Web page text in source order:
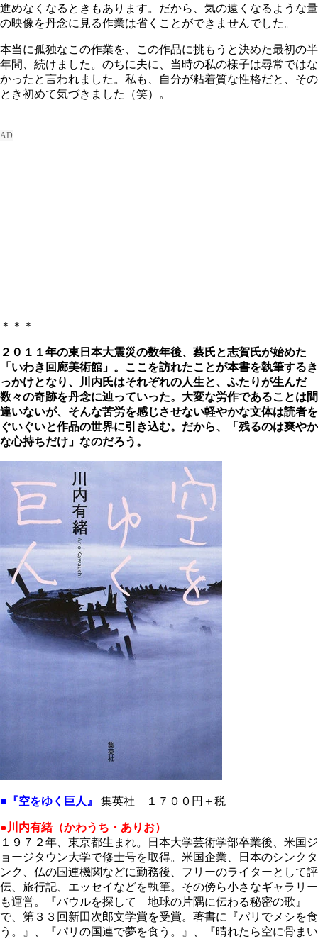
進めなくなるときもあります。だから、気の遠くなるような量
の映像を丹念に見る作業は省くことができませんでした。
本当に孤独なこの作業を、この作品に挑もうと決めた最初の半
年間、続けました。のちに夫に、当時の私の様子は尋常ではな
かったと言われました。私も、自分が粘着質な性格だと、その
とき初めて気づきました（笑）。
＊＊＊
２０１１年の東日本大震災の数年後、蔡氏と志賀氏が始めた
「いわき回廊美術館」。ここを訪れたことが本書を執筆するき
っかけとなり、川内氏はそれぞれの人生と、ふたりが生んだ
数々の奇跡を丹念に辿っていった。大変な労作であることは間
違いないが、そんな苦労を感じさせない軽やかな文体は読者を
ぐいぐいと作品の世界に引き込む。だから、「残るのは爽やか
な心持ちだけ」なのだろう。
■『空をゆく巨人 』 集英社 １７００円＋税
●川内有緒（かわうち・ありお）
１９７２年、東京都生まれ。日本大学芸術学部卒業後、米国ジ
ョージタウン大学で修士号を取得。米国企業、日本のシンクタ
ンク、仏の国連機関などに勤務後、フリーのライターとして評
伝、旅行記、エッセイなどを執筆。その傍ら小さなギャラリー
も運営。『バウルを探して 地球の片隅に伝わる秘密の歌』
で、第３３回新田次郎文学賞を受賞。著書に『パリでメシを食
う。』、『パリの国連で夢を食う。』、『晴れたら空に骨まい